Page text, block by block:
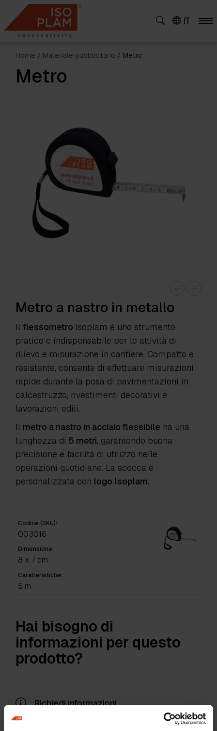
content
IT
Home / Materiale pubblicitario / Metro
Metro
Metro a nastro in metallo
Il flessometro Isoplam è uno strumento
pratico e indispensabile per le attività di
rilievo e misurazione in cantiere. Compatto e
resistente, consente di effettuare misurazioni
rapide durante la posa di pavimentazioni in
calcestruzzo, rivestimenti decorativi e
lavorazioni edili.
Il metro a nastro in acciaio flessibile ha una
lunghezza di 5 metri, garantendo buona
precisione e facilità di utilizzo nelle
operazioni quotidiane. La scocca è
personalizzata con logo Isoplam.
Codice (SKU):
003016
Dimensione:
8 x 7 cm
Caratteristiche:
5 m
Hai bisogno di
informazioni per questo
prodotto?
Richiedi informazioni